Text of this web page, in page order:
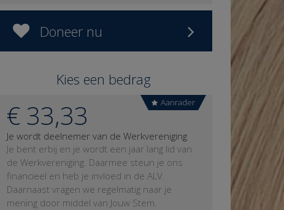
Doneer nu
Kies een bedrag
Aanrader
€ 33,33
Je wordt deelnemer van de Werkvereniging
Je bent erbij en je wordt een jaar lang lid van
de Werkvereniging. Daarmee steun je ons
financieel en heb je invloed in de ALV.
Daarnaast vragen we regelmatig naar je
mening door middel van Jouw Stem.